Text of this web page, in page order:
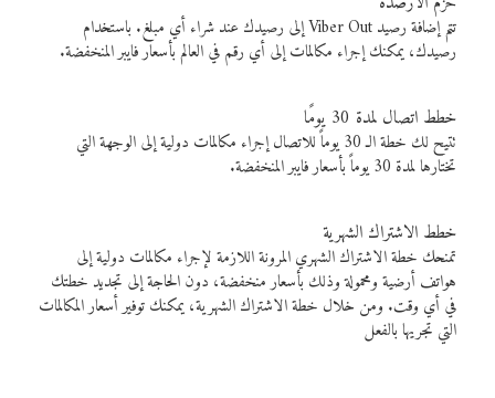
تتم إضافة رصيد Viber Out إلى رصيدك عند شراء أي مبلغ. باستخدام
رصيدك، يمكنك إجراء مكالمات إلى أي رقم في العالم بأسعار فايبر المنخفضة.
خطط اتصال لمدة 30 يومًا
تتيح لك خطة الـ 30 يوماً للاتصال إجراء مكالمات دولية إلى الوجهة التي
تختارها لمدة 30 يوماً بأسعار فايبر المنخفضة.
خطط الاشتراك الشهرية
تمنحك خطة الاشتراك الشهري المرونة اللازمة لإجراء مكالمات دولية إلى
هواتف أرضية ومحمولة وذلك بأسعار منخفضة، دون الحاجة إلى تجديد خطتك
في أي وقت. ومن خلال خطة الاشتراك الشهرية، يمكنك توفير أسعار المكالمات
التي تجريها بالفعل